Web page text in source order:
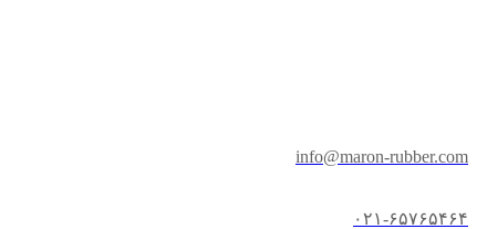
info@maron-rubber.com
۰۲۱-۶۵۷۶۵۴۶۴